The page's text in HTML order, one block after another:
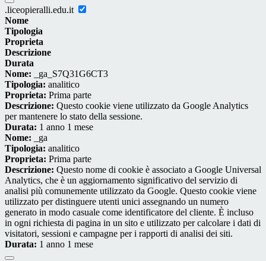
.liceopieralli.edu.it
Nome
Tipologia
Proprieta
Descrizione
Durata
Nome: _ga_S7Q31G6CT3
Tipologia: analitico
Proprieta: Prima parte
Descrizione: Questo cookie viene utilizzato da Google Analytics
per mantenere lo stato della sessione.
Durata: 1 anno 1 mese
Nome: _ga
Tipologia: analitico
Proprieta: Prima parte
Descrizione: Questo nome di cookie è associato a Google Universal
Analytics, che è un aggiornamento significativo del servizio di
analisi più comunemente utilizzato da Google. Questo cookie viene
utilizzato per distinguere utenti unici assegnando un numero
generato in modo casuale come identificatore del cliente. È incluso
in ogni richiesta di pagina in un sito e utilizzato per calcolare i dati di
visitatori, sessioni e campagne per i rapporti di analisi dei siti.
Durata: 1 anno 1 mese